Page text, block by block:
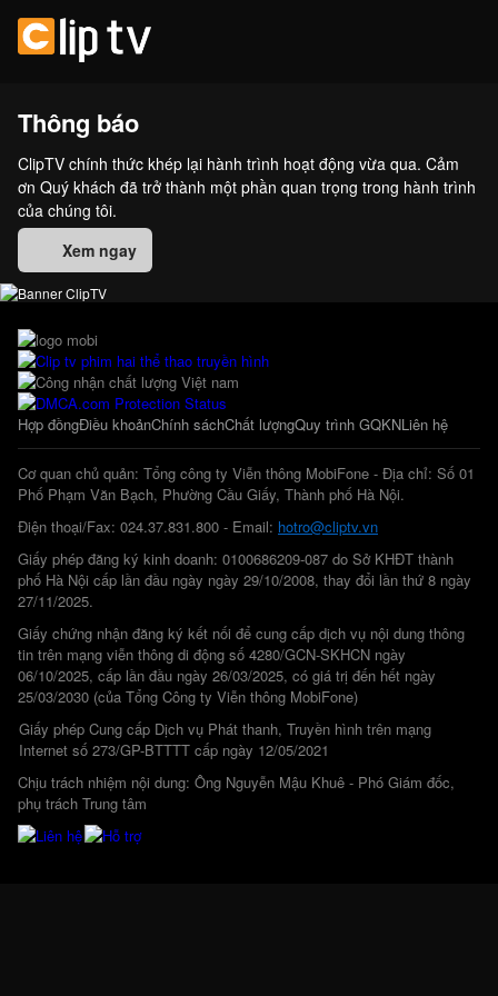
Thông báo
ClipTV chính thức khép lại hành trình hoạt động vừa qua. Cảm
ơn Quý khách đã trở thành một phần quan trọng trong hành trình
của chúng tôi.
Xem ngay
Hợp đồngĐiều khoảnChính sáchChất lượngQuy trình GQKNLiên hệ
Cơ quan chủ quản: Tổng công ty Viễn thông MobiFone - Địa chỉ: Số 01
Phố Phạm Văn Bạch, Phường Cầu Giấy, Thành phố Hà Nội.
Điện thoại/Fax: 024.37.831.800 - Email: hotro@cliptv.vn
Giấy phép đăng ký kinh doanh: 0100686209-087 do Sở KHĐT thành
phố Hà Nội cấp lần đầu ngày ngày 29/10/2008, thay đổi lần thứ 8 ngày
27/11/2025.
Giấy chứng nhận đăng ký kết nối để cung cấp dịch vụ nội dung thông
tin trên mạng viễn thông di động số 4280/GCN-SKHCN ngày
06/10/2025, cấp lần đầu ngày 26/03/2025, có giá trị đến hết ngày
25/03/2030 (của Tổng Công ty Viễn thông MobiFone)
Giấy phép Cung cấp Dịch vụ Phát thanh, Truyền hình trên mạng
Internet số 273/GP-BTTTT cấp ngày 12/05/2021
Chịu trách nhiệm nội dung: Ông Nguyễn Mậu Khuê - Phó Giám đốc,
phụ trách Trung tâm